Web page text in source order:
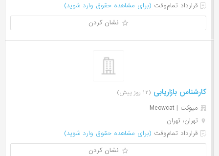
قرارداد تمام‌وقت (برای مشاهده حقوق وارد شوید)
نشان کردن
کارشناس بازاریابی (۱۲ روز پیش)
میوکت | Meowcat
تهران، تهران
قرارداد تمام‌وقت (برای مشاهده حقوق وارد شوید)
نشان کردن